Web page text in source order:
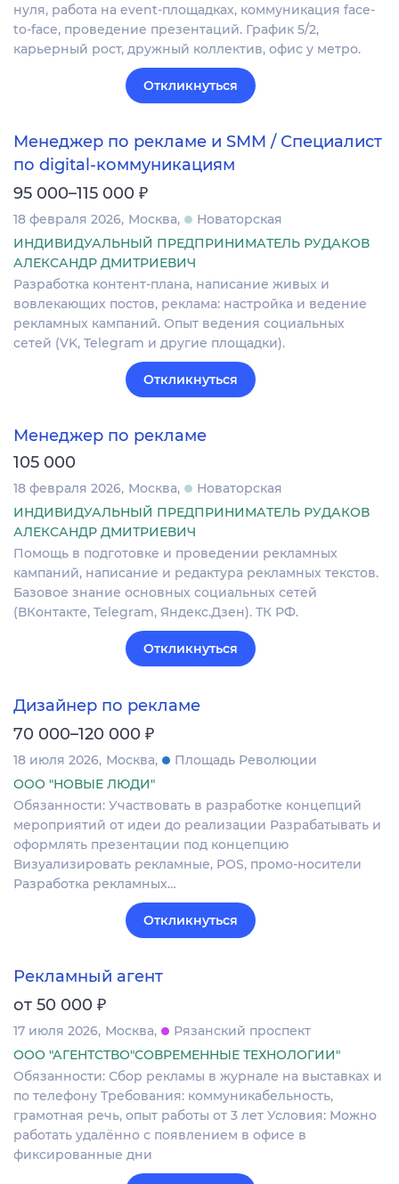
нуля, работа на event-площадках, коммуникация face-
to-face, проведение презентаций. График 5/2,
карьерный рост, дружный коллектив, офис у метро.
Откликнуться
Менеджер по рекламе и SMM / Специалист
по digital-коммуникациям
95 000–115 000 ₽
18 февраля 2026 Москва
Новаторская
ИНДИВИДУАЛЬНЫЙ ПРЕДПРИНИМАТЕЛЬ РУДАКОВ
АЛЕКСАНДР ДМИТРИЕВИЧ
Разработка контент-плана, написание живых и
вовлекающих постов, реклама: настройка и ведение
рекламных кампаний. Опыт ведения социальных
сетей (VK, Telegram и другие площадки).
Откликнуться
Менеджер по рекламе
105 000
18 февраля 2026 Москва
Новаторская
ИНДИВИДУАЛЬНЫЙ ПРЕДПРИНИМАТЕЛЬ РУДАКОВ
АЛЕКСАНДР ДМИТРИЕВИЧ
Помощь в подготовке и проведении рекламных
кампаний, написание и редактура рекламных текстов.
Базовое знание основных социальных сетей
(ВКонтакте, Telegram, Яндекс.Дзен). ТК РФ.
Откликнуться
Дизайнер по рекламе
70 000–120 000 ₽
18 июля 2026 Москва
Площадь Революции
ООО "НОВЫЕ ЛЮДИ"
Обязанности: Участвовать в разработке концепций
мероприятий от идеи до реализации Разрабатывать и
оформлять презентации под концепцию
Визуализировать рекламные, POS, промо-носители
Разработка рекламных…
Откликнуться
Рекламный агент
от 50 000 ₽
17 июля 2026 Москва
Рязанский проспект
ООО "АГЕНТСТВО"СОВРЕМЕННЫЕ ТЕХНОЛОГИИ"
Обязанности: Сбор рекламы в журнале на выставках и
по телефону Требования: коммуникабельность,
грамотная речь, опыт работы от 3 лет Условия: Можно
работать удалённо с появлением в офисе в
фиксированные дни